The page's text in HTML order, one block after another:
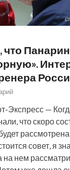
Экспресс —
что скоро
совет, я
на нем